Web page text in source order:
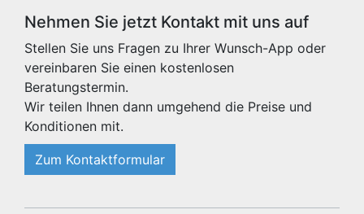
Nehmen Sie jetzt Kontakt mit uns auf
Stellen Sie uns Fragen zu Ihrer Wunsch-App oder
vereinbaren Sie einen kostenlosen
Beratungstermin.
Wir teilen Ihnen dann umgehend die Preise und
Konditionen mit.
Zum Kontaktformular